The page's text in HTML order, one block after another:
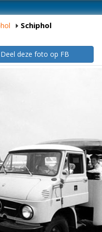
Schiphol
Deel deze foto op FB